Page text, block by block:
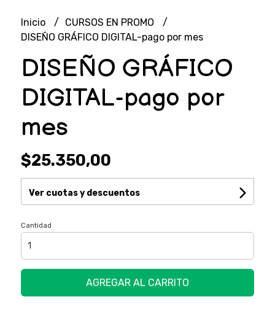
Inicio
CURSOS EN PROMO
DISEÑO GRÁFICO DIGITAL-pago por mes
DISEÑO GRÁFICO
DIGITAL-pago por
mes
$25.350,00
Ver cuotas y descuentos
Cantidad
AGREGAR AL CARRITO